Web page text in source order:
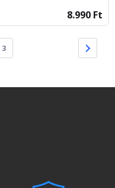
8.990 Ft
3